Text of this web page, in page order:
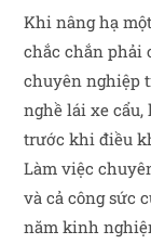
Khi nâng hạ
chắc chắn phải
chuyên nghiệp
nghề lái xe cẩu,
trước khi điều
Làm việc
và cả công sức
năm kinh